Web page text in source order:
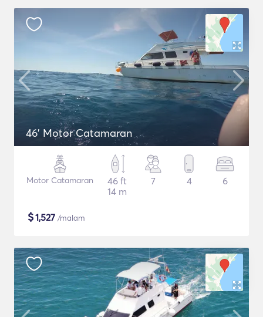
46' Motor Catamaran
Motor Catamaran
46 ft
14 m
7 4 6
$1,527 /malam